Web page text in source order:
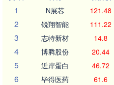
1
N展芯 121.48
2 锐翔智能 111.22
3 志特新材 14.8
4 博腾股份 20.44
5 近岸蛋白 46.72
6 毕得医药 61.6